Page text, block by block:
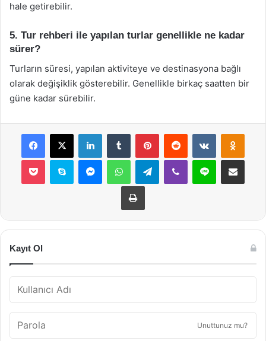
hale getirebilir.
5. Tur rehberi ile yapılan turlar genellikle ne kadar
sürer?
Turların süresi, yapılan aktiviteye ve destinasyona bağlı
olarak değişiklik gösterebilir. Genellikle birkaç saatten bir
güne kadar sürebilir.
Facebook
X LinkedInTumblr PinterestReddit VKontakte
Pocket Skype MessengerWhatsAppTelegramViber Line E-Posta ile
Yazdır
Kayıt Ol
Unuttunuz mu?